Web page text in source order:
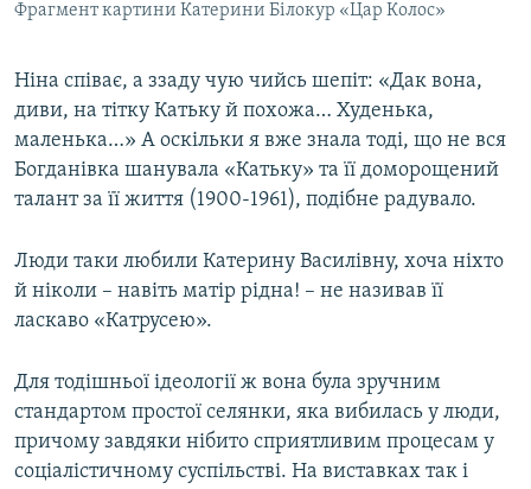
Фрагмент картини Катерини Білокур «Цар Колос»
Ніна співає, а ззаду чую чийсь шепіт: «Дак вона,
диви, на тітку Катьку й похожа… Худенька,
маленька…» А оскільки я вже знала тоді, що не вся
Богданівка шанувала «Катьку» та її доморощений
талант за її життя (1900-1961), подібне радувало.
Люди таки любили Катерину Василівну, хоча ніхто
й ніколи – навіть матір рідна! – не називав її
ласкаво «Катрусею».
Для тодішньої ідеології ж вона була зручним
стандартом простої селянки, яка вибилась у люди,
причому завдяки нібито сприятливим процесам у
соціалістичному суспільстві. На виставках так і